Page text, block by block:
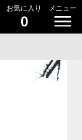
お気に入り
0
メニュー